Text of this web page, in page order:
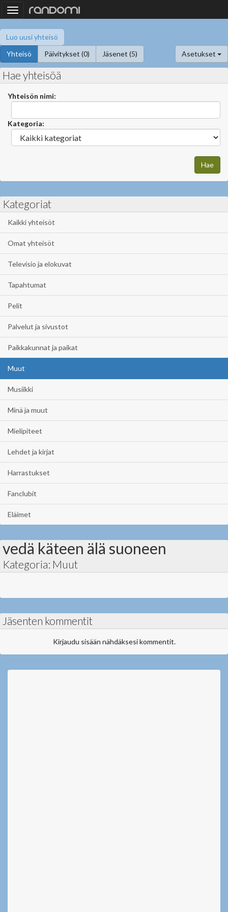
Toggle
navigation
Luo uusi yhteisö
Yhteisö
Päivitykset (0) Jäsenet (5) Asetukset
Hae yhteisöä
Yhteisön nimi:
Kategoria:
Kategoriat
Kaikki yhteisöt
Omat yhteisöt
Televisio ja elokuvat
Tapahtumat
Pelit
Palvelut ja sivustot
Paikkakunnat ja paikat
Muut
Musiikki
Minä ja muut
Mielipiteet
Lehdet ja kirjat
Harrastukset
Fanclubit
Eläimet
vedä käteen älä suoneen
Kategoria: Muut
Jäsenten kommentit
Kirjaudu sisään nähdäksesi kommentit.